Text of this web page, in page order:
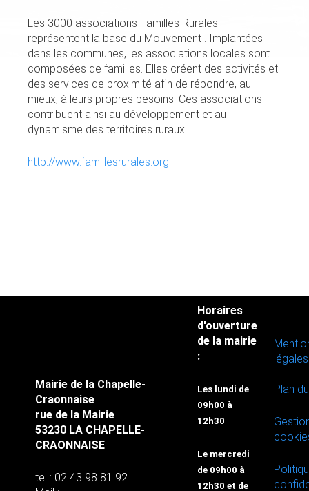
Les 3000 associations Familles Rurales
représentent la base du Mouvement . Implantées
dans les communes, les associations locales sont
composées de familles. Elles créent des activités et
des services de proximité afin de répondre, au
mieux, à leurs propres besoins. Ces associations
contribuent ainsi au développement et au
dynamisme des territoires ruraux.
http://www.famillesrurales.org
Mairie de la Chapelle-
Craonnaise
rue de la Mairie
53230 LA CHAPELLE-
CRAONNAISE
tel : 02 43 98 81 92
Horaires
d'ouverture
de la mairie
:
Les lundi de
09h00 à
12h30
Le mercredi
de 09h00 à
12h30 et de
légales
Plan